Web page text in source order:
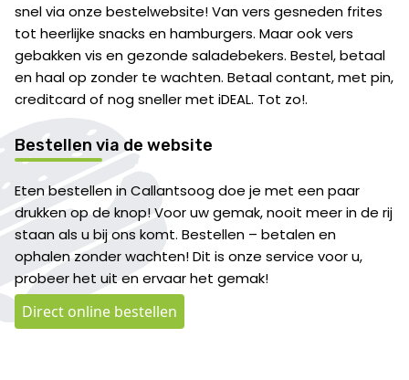
snel via onze bestelwebsite! Van vers gesneden frites
tot heerlijke snacks en hamburgers. Maar ook vers
gebakken vis en gezonde saladebekers. Bestel, betaal
en haal op zonder te wachten. Betaal contant, met pin,
creditcard of nog sneller met iDEAL. Tot zo!.
Bestellen via de website
Eten bestellen in Callantsoog doe je met een paar
drukken op de knop! Voor uw gemak, nooit meer in de rij
staan als u bij ons komt. Bestellen – betalen en
ophalen zonder wachten! Dit is onze service voor u,
probeer het uit en ervaar het gemak!
Direct online bestellen